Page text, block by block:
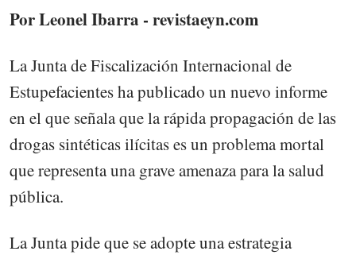
Por Leonel Ibarra - revistaeyn.com
La Junta de Fiscalización Internacional de
Estupefacientes ha publicado un nuevo informe
en el que señala que la rápida propagación de las
drogas sintéticas ilícitas es un problema mortal
que representa una grave amenaza para la salud
pública.
La Junta pide que se adopte una estrategia